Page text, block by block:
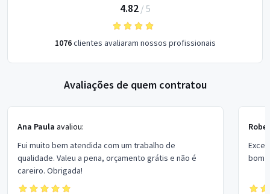
4.82/ 5
1076clientes avaliaram nossos profissionais
Avaliações de quem contratou
Ana Paula avaliou:
Fui muito bem atendida com um trabalho de
qualidade. Valeu a pena, orçamento grátis e não é
careiro. Obrigada!
bom